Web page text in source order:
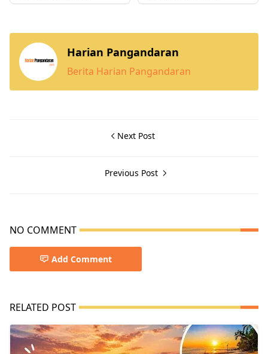
Harian Pangandaran
Berita Harian Pangandaran
Next Post
Previous Post
NO COMMENT
Add Comment
RELATED POST